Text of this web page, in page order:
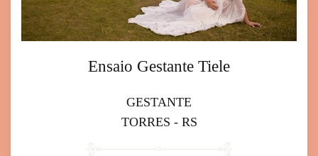
Ensaio Gestante Tiele
GESTANTE
TORRES - RS